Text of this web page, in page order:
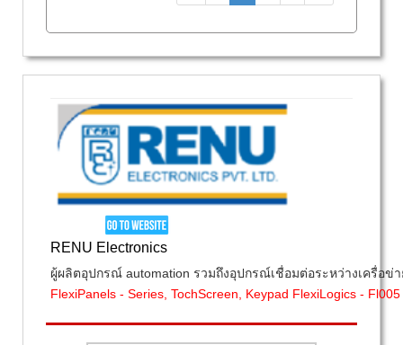
RENU Electronics
ผู้ผลิตอุปกรณ์ automation รวมถึงอุปกรณ์เชื่อมต่อระหว่างเครื่อข่
FlexiPanels - Series, TochScreen, Keypad FlexiLogics -